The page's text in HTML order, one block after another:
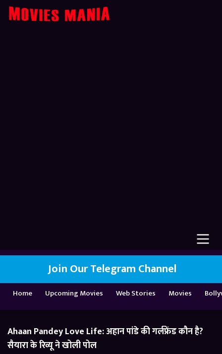
Join Our Telegram Channel
Home Upcoming Movies Web Stories Movies
Ahaan Pandey Love Life: अहान पांडे की गर्लफ्रेंड कौन है?
सैयारा के रिव्यू ने खोली पोल